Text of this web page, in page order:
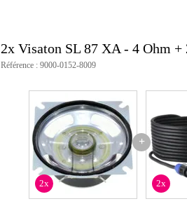
2x Visaton SL 87 XA - 4 Ohm +
Référence : 9000-0152-8009
+
2x 2x